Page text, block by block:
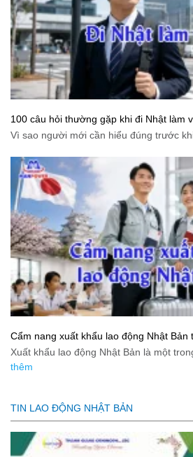
100 câu hỏi thường gặp khi đi Nhật làm
hiểu cho người mới bắt đầu
Vì sao người mới cần hiểu đúng trước
Cẩm nang xuất khẩu lao động Nhật Bản
Xuất khẩu lao động Nhật Bản là một
thêm
TIN LAO ĐỘNG NHẬT BẢN